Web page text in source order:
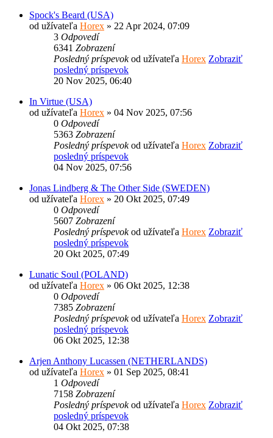
Spock's Beard (USA)
od užívateľa Horex » 22 Apr 2024, 07:09
3 Odpovedí
6341 Zobrazení
Posledný príspevokod užívateľa Horex Zobraziť
posledný príspevok
20 Nov 2025, 06:40
In Virtue (USA)
od užívateľa Horex » 04 Nov 2025, 07:56
0 Odpovedí
5363 Zobrazení
Posledný príspevokod užívateľa Horex Zobraziť
posledný príspevok
04 Nov 2025, 07:56
Jonas Lindberg & The Other Side (SWEDEN)
od užívateľa Horex » 20 Okt 2025, 07:49
0 Odpovedí
5607 Zobrazení
Posledný príspevokod užívateľa Horex Zobraziť
posledný príspevok
20 Okt 2025, 07:49
Lunatic Soul (POLAND)
od užívateľa Horex » 06 Okt 2025, 12:38
0 Odpovedí
7385 Zobrazení
Posledný príspevokod užívateľa Horex Zobraziť
posledný príspevok
06 Okt 2025, 12:38
Arjen Anthony Lucassen (NETHERLANDS)
od užívateľa Horex » 01 Sep 2025, 08:41
1 Odpovedí
7158 Zobrazení
Posledný príspevokod užívateľa Horex Zobraziť
posledný príspevok
04 Okt 2025, 07:38